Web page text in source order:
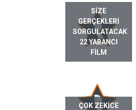
SIZE
GERÇEKLERI
SORGULATACAK
22 YABANCI
FILM
ÇOK ZEKICE